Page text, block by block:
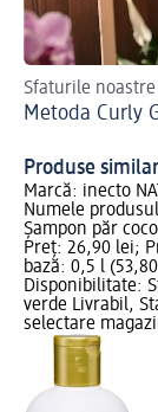
Sfaturile noastre
Metoda Curly
Produse
Marcă: inecto
Numele
Şampon păr
Preț: 26,90 lei;
bază: 0,5 l
Disponibilitate:
verde Livrabil,
selectare